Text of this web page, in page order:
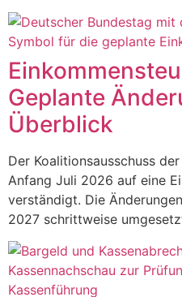
Geplante
Überblick
Der Koalitionsausschuss
Anfang Juli 2026 auf eine
verständigt. Die
2027 schrittweise